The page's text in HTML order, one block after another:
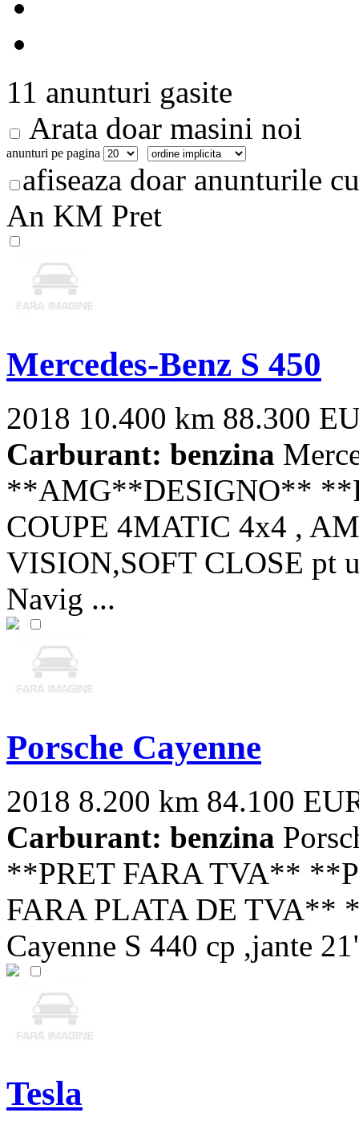
11 anunturi gasite
Arata doar masini noi
anunturi pe pagina
afiseaza doar anunturile
An KM Pret
Mercedes-Benz S 450
2018 10.400 km 88.300
Carburant: benzina
**AMG**DESIGNO**
COUPE 4MATIC 4x4 ,
VISION,SOFT CLOSE pt
Navig ...
Porsche Cayenne
2018 8.200 km 84.100
Carburant: benzina
**PRET FARA TVA**
FARA PLATA DE TVA**
Cayenne S 440 cp ,jante
Tesla